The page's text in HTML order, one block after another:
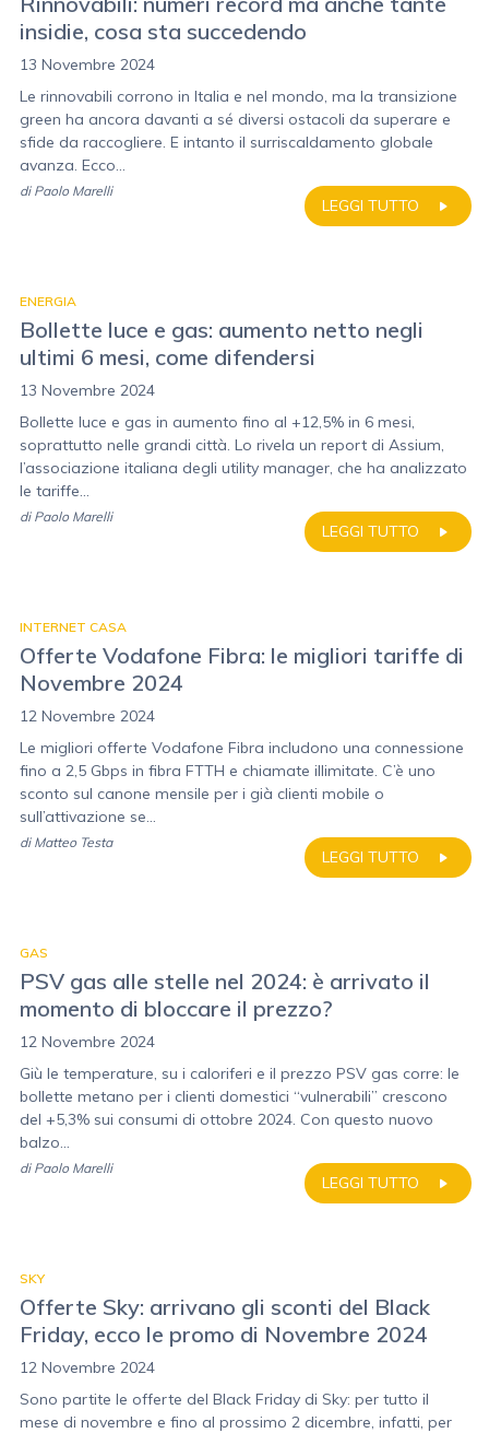
insidie, cosa sta succedendo
13 Novembre 2024
Le rinnovabili corrono in Italia e nel mondo, ma la transizione
green ha ancora davanti a sé diversi ostacoli da superare e
sfide da raccogliere. E intanto il surriscaldamento globale
avanza. Ecco...
LEGGI TUTTO
di Paolo Marelli
ENERGIA
Bollette luce e gas: aumento netto negli
ultimi 6 mesi, come difendersi
13 Novembre 2024
Bollette luce e gas in aumento fino al +12,5% in 6 mesi,
soprattutto nelle grandi città. Lo rivela un report di Assium,
l’associazione italiana degli utility manager, che ha analizzato
le tariffe...
LEGGI TUTTO
di Paolo Marelli
INTERNET CASA
Offerte Vodafone Fibra: le migliori tariffe di
Novembre 2024
12 Novembre 2024
Le migliori offerte Vodafone Fibra includono una connessione
fino a 2,5 Gbps in fibra FTTH e chiamate illimitate. C’è uno
sconto sul canone mensile per i già clienti mobile o
sull’attivazione se...
LEGGI TUTTO
di Matteo Testa
GAS
PSV gas alle stelle nel 2024: è arrivato il
momento di bloccare il prezzo?
12 Novembre 2024
Giù le temperature, su i caloriferi e il prezzo PSV gas corre: le
bollette metano per i clienti domestici “vulnerabili” crescono
del +5,3% sui consumi di ottobre 2024. Con questo nuovo
balzo...
LEGGI TUTTO
di Paolo Marelli
SKY
Offerte Sky: arrivano gli sconti del Black
Friday, ecco le promo di Novembre 2024
12 Novembre 2024
Sono partite le offerte del Black Friday di Sky: per tutto il
mese di novembre e fino al prossimo 2 dicembre, infatti, per